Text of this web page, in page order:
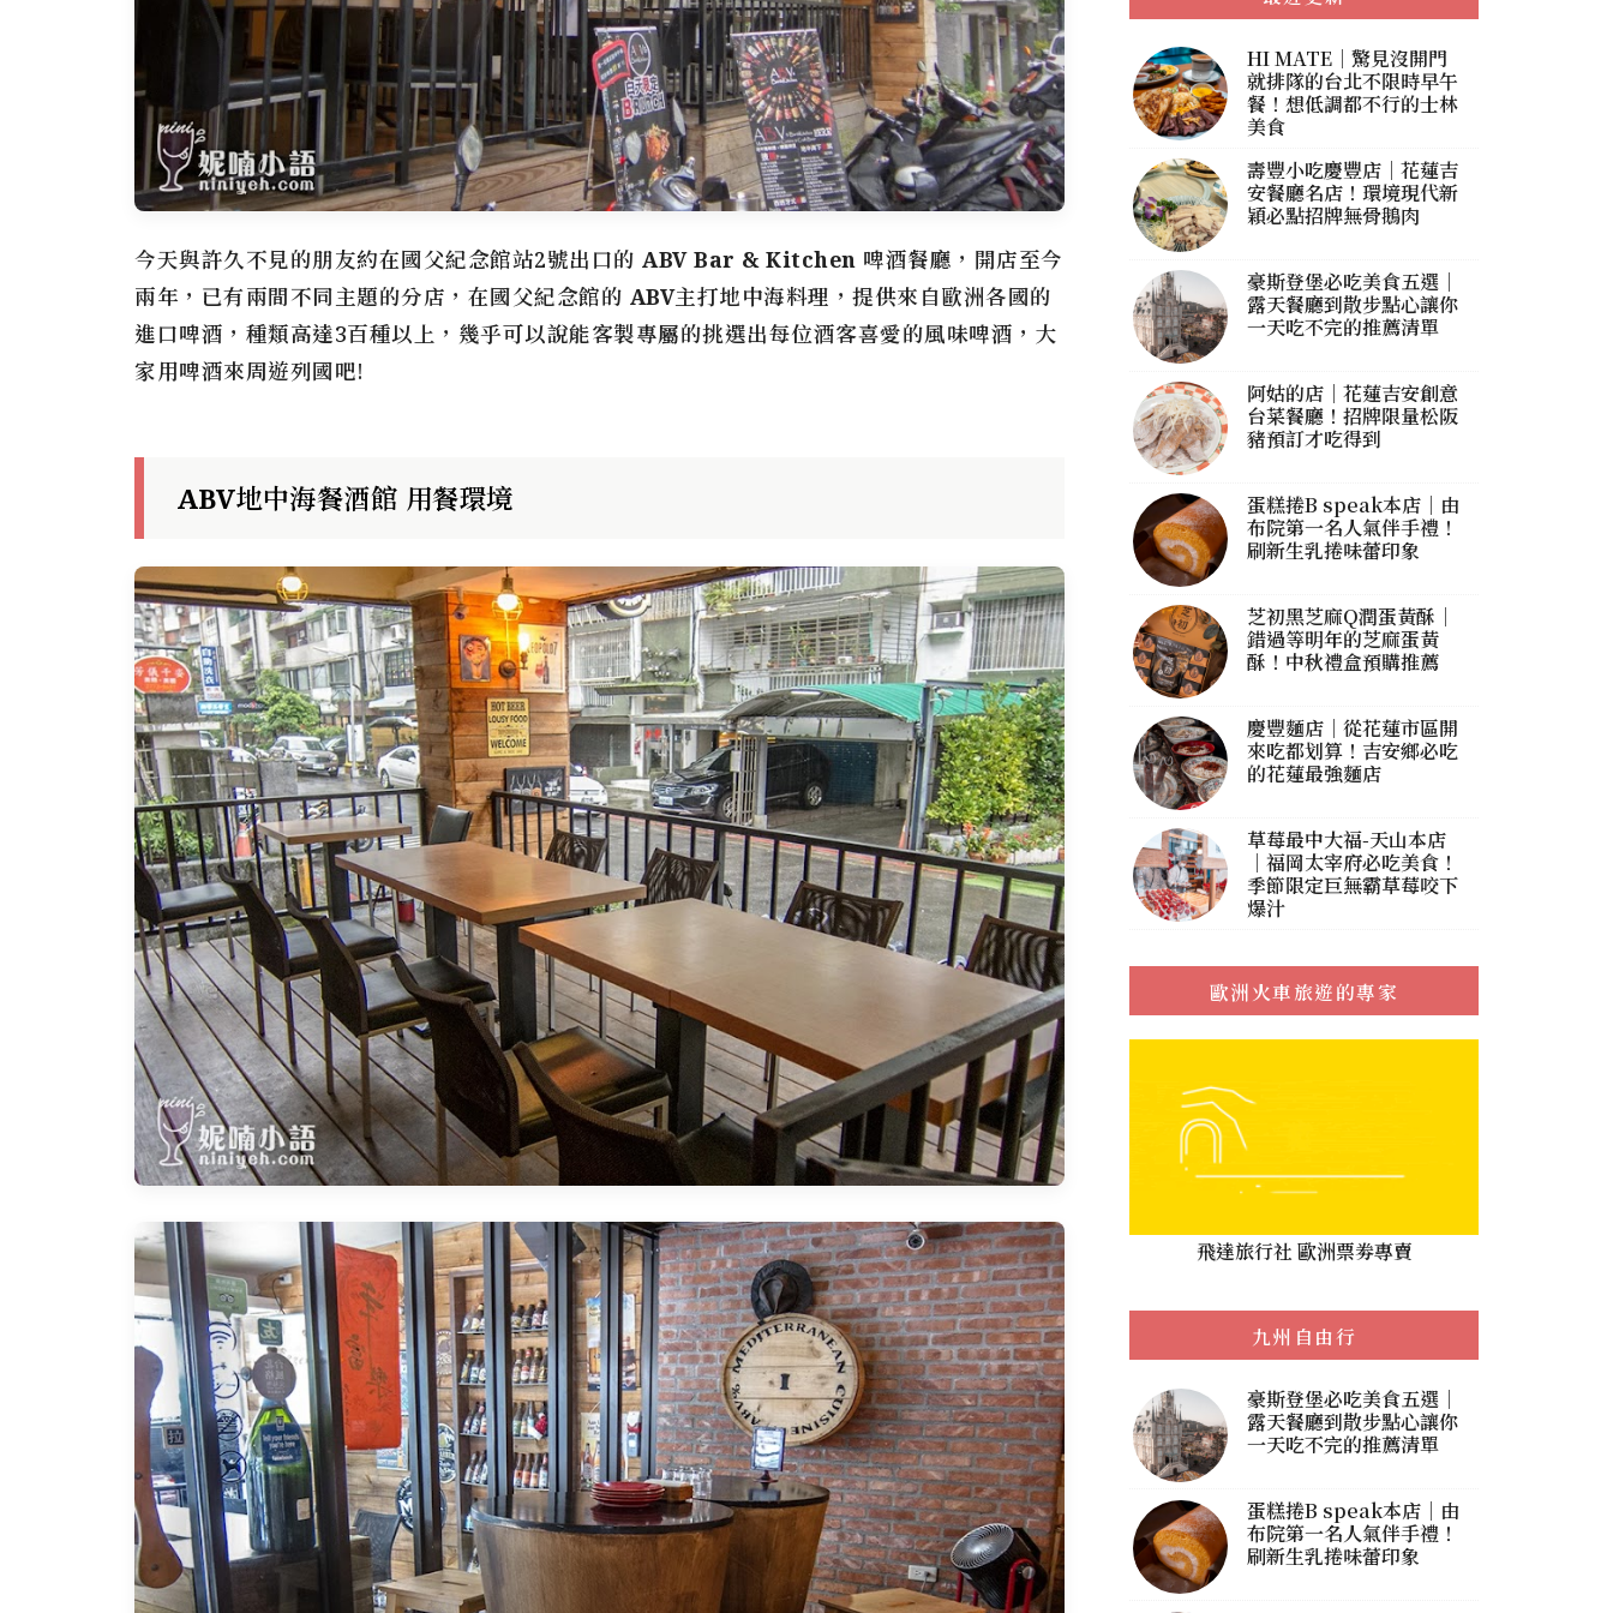
今天與許久不見的朋友約在國父紀念館站2號出口的 ABV Bar & Kitchen 啤酒餐廳 ，開店至今
兩年，已有兩間不同主題的分店，在國父紀念館的 ABV主打地中海料理，提供來自歐洲各國的
進口啤酒，種類高達3百種以上，幾乎可以說能客製專屬的挑選出每位酒客喜愛的風味啤酒，大
家用啤酒來周遊列國吧!
ABV地中海餐酒館 用餐環境
HI MATE｜驚見沒開門
就排隊的台北不限時早午
餐！想低調都不行的士林
美食
壽豐小吃慶豐店｜花蓮吉
安餐廳名店！環境現代新
穎必點招牌無骨鵝肉
豪斯登堡必吃美食五選｜
露天餐廳到散步點心讓你
一天吃不完的推薦清單
阿姑的店｜花蓮吉安創意
台菜餐廳！招牌限量松阪
豬預訂才吃得到
蛋糕捲B speak本店｜由
布院第一名人氣伴手禮！
刷新生乳捲味蕾印象
芝初黑芝麻Q潤蛋黃酥｜
錯過等明年的芝麻蛋黃
酥！中秋禮盒預購推薦
慶豐麵店｜從花蓮市區開
來吃都划算！吉安鄉必吃
的花蓮最強麵店
草莓最中大福-天山本店
｜福岡太宰府必吃美食！
季節限定巨無霸草莓咬下
爆汁
歐洲火車旅遊的專家
飛達旅行社 歐洲票劵專賣
九州自由行
豪斯登堡必吃美食五選｜
露天餐廳到散步點心讓你
一天吃不完的推薦清單
蛋糕捲B speak本店｜由
布院第一名人氣伴手禮！
刷新生乳捲味蕾印象